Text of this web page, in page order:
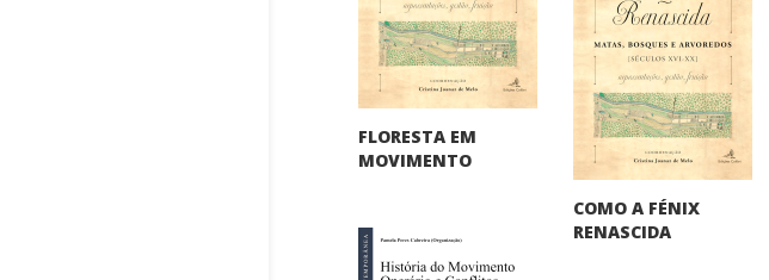
FLORESTA EM
MOVIMENTO
COMO A FÉNIX
RENASCIDA